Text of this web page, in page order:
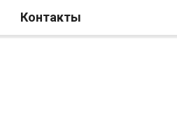
Контакты